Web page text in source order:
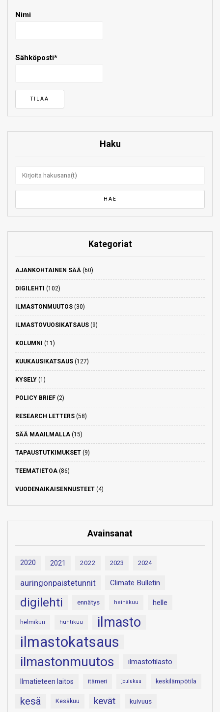
Nimi
Sähköposti*
Haku
Kategoriat
AJANKOHTAINEN SÄÄ (60)
DIGILEHTI (102)
ILMASTONMUUTOS (30)
ILMASTOVUOSIKATSAUS (9)
KOLUMNI (11)
KUUKAUSIKATSAUS (127)
KYSELY (1)
POLICY BRIEF (2)
RESEARCH LETTERS (58)
SÄÄ MAAILMALLA (15)
TAPAUSTUTKIMUKSET (9)
TEEMATIETOA (86)
VUODENAIKAISENNUSTEET (4)
Avainsanat
2020 2021 2022 2023 2024
auringonpaistetunnit Climate Bulletin
digilehti ennätys heinäkuu helle
helmikuu huhtikuu ilmasto
ilmastokatsaus
ilmastonmuutos ilmastotilasto
Ilmatieteen laitos itämeri joulukuu keskilämpötila
kesä Kesäkuu kevät kuivuus